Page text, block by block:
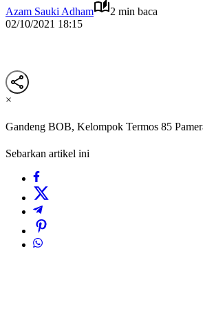
Azam Sauki Adham
2 min baca
02/10/2021 18:15
×
Gandeng BOB, Kelompok Termos 85
Sebarkan artikel ini